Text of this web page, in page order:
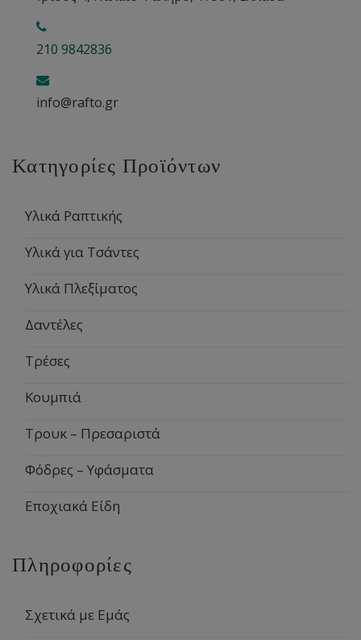
210 9842836
info@rafto.gr
Κατηγορίες Προϊόντων
Υλικά Ραπτικής
Υλικά για Τσάντες
Υλικά Πλεξίματος
Δαντέλες
Τρέσες
Κουμπιά
Τρουκ – Πρεσαριστά
Φόδρες – Υφάσματα
Εποχιακά Είδη
Πληροφορίες
Σχετικά με Εμάς